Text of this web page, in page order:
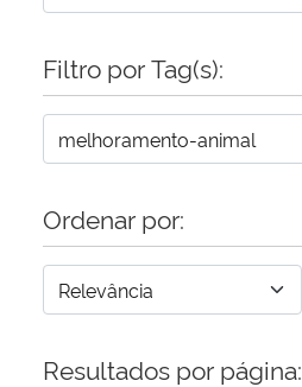
Filtro por Tag(s):
Ordenar por:
Resultados por página: